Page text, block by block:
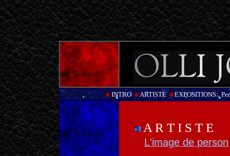
INTRO ARTISTE EXPOSITIONS:
A R T I S T E
L'image de person